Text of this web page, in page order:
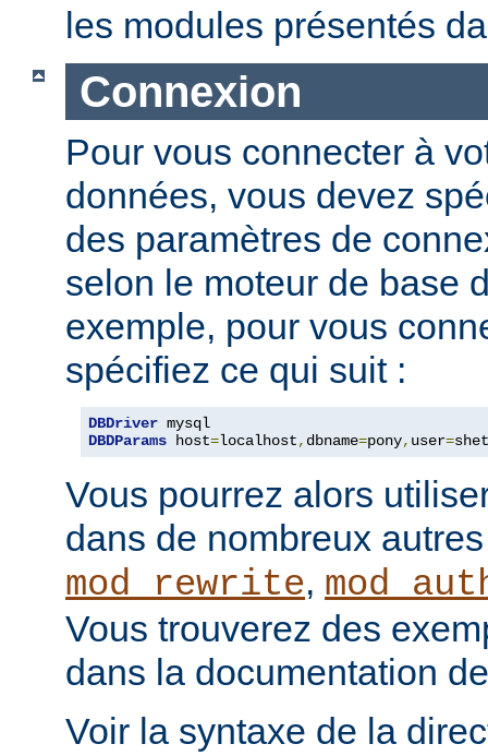
les modules présentés
Connexion
Pour vous connecter à
données, vous devez
des paramètres de
selon le moteur de base
exemple, pour vous
spécifiez ce qui suit :
DBDriver
DBDParams host=localhost, dbname=pony, user=
Vous pourrez alors
dans de nombreux
mod_rewrite,
Vous trouverez des
dans la documentation
Voir la syntaxe de la